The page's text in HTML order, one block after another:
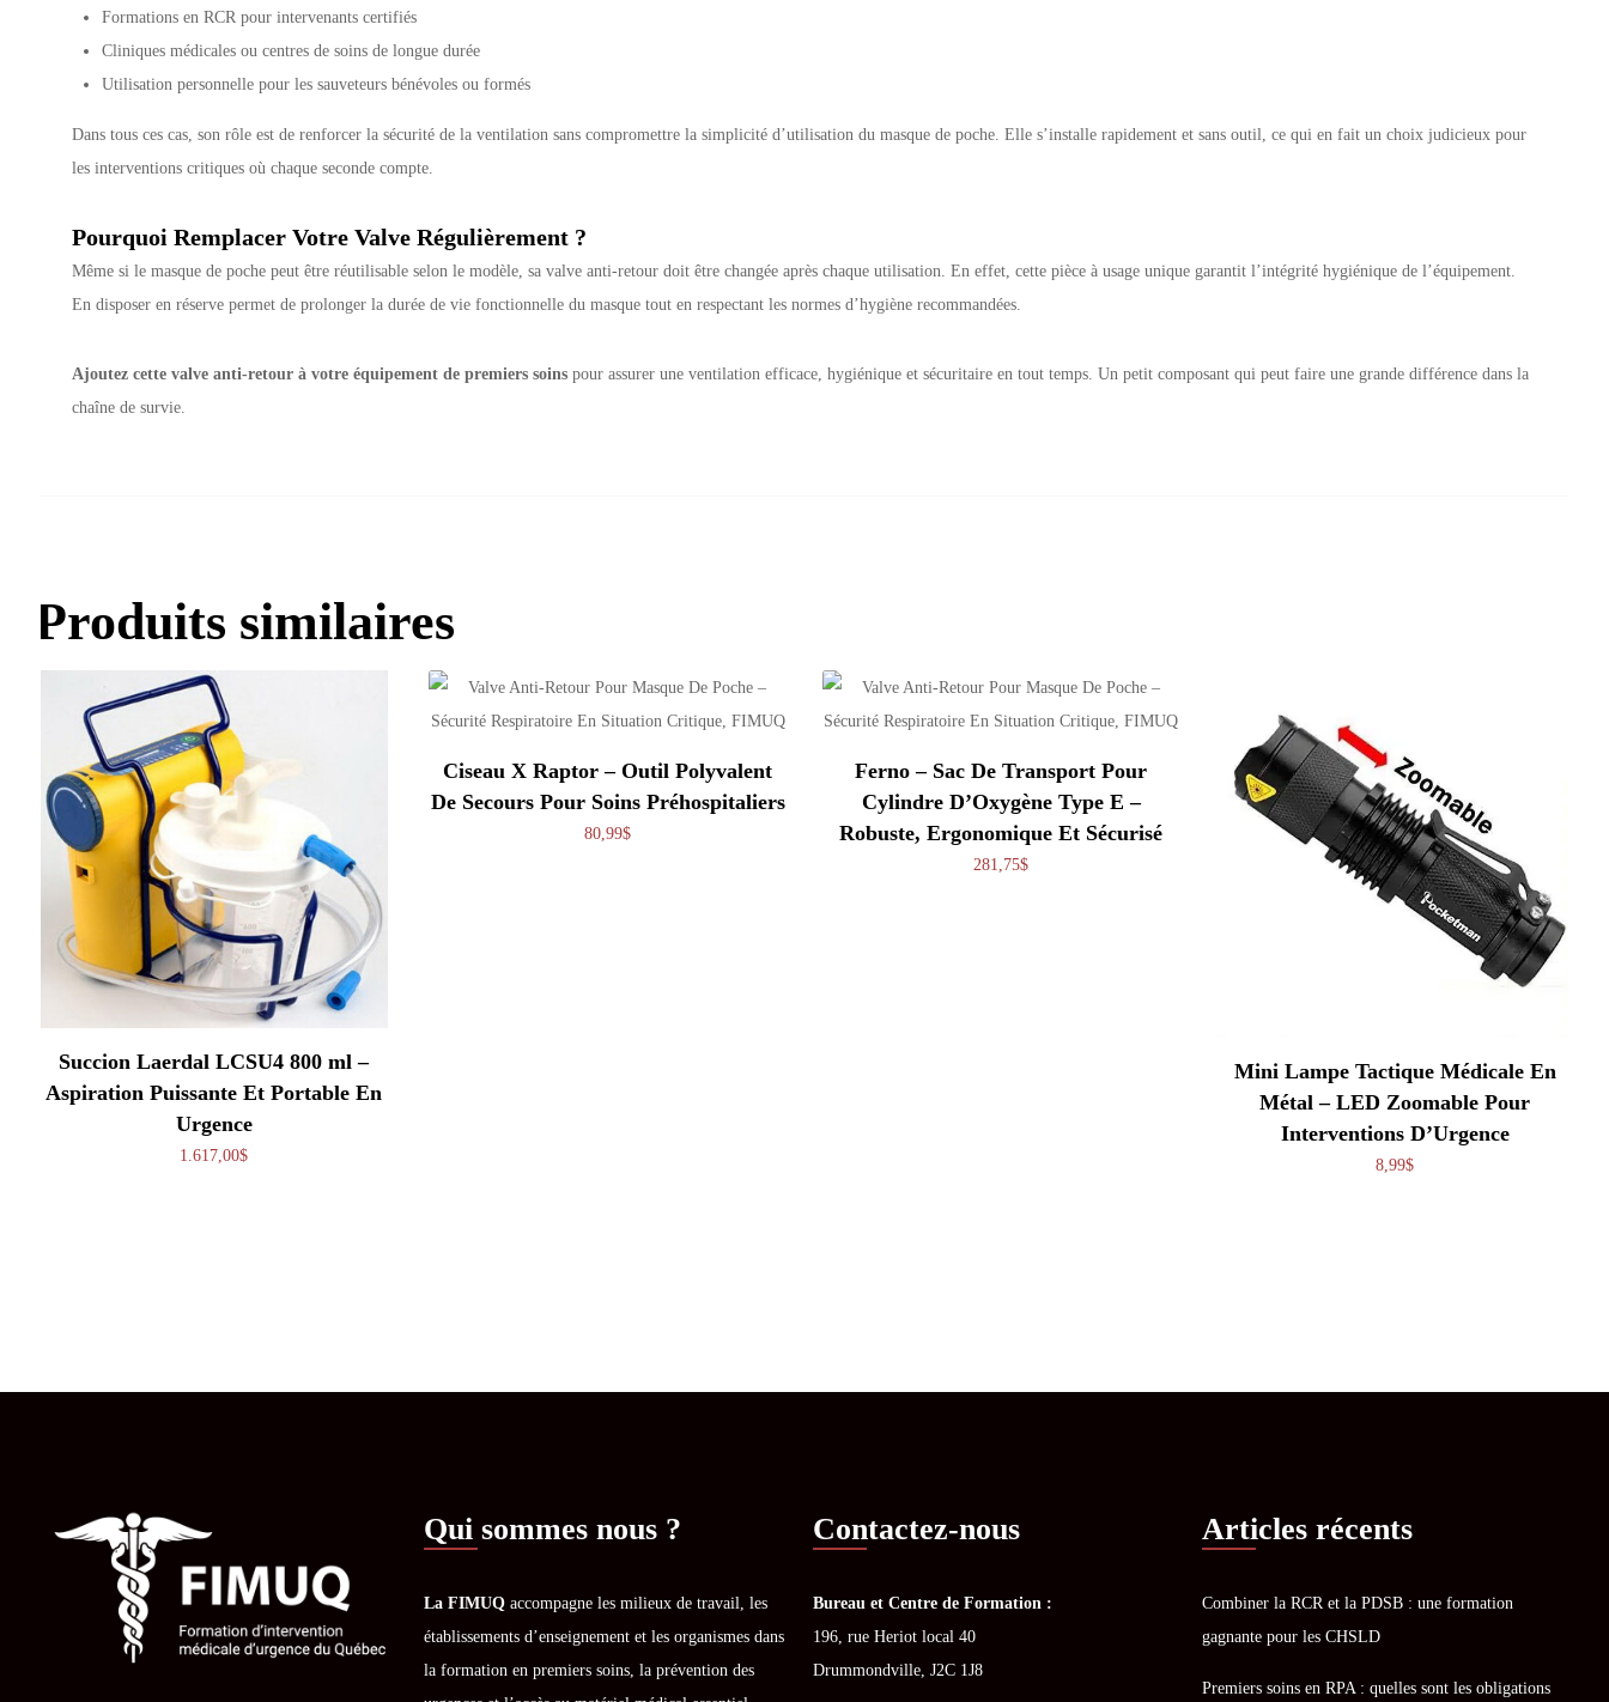
Formations en RCR pour intervenants certifiés
Cliniques médicales ou centres de soins de longue durée
Utilisation personnelle pour les sauveteurs bénévoles ou formés
Dans tous ces cas, son rôle est de renforcer la sécurité de la ventilation sans compromettre la simplicité d’utilisation du masque de poche. Elle s’installe rapidement et sans outil, ce qui en fait un choix judicieux pour
les interventions critiques où chaque seconde compte.
Pourquoi Remplacer Votre Valve Régulièrement ?
Même si le masque de poche peut être réutilisable selon le modèle, sa valve anti-retour doit être changée après chaque utilisation. En effet, cette pièce à usage unique garantit l’intégrité hygiénique de l’équipement.
En disposer en réserve permet de prolonger la durée de vie fonctionnelle du masque tout en respectant les normes d’hygiène recommandées.
Ajoutez cette valve anti-retour à votre équipement de premiers soins pour assurer une ventilation efficace, hygiénique et sécuritaire en tout temps. Un petit composant qui peut faire une grande différence dans la
chaîne de survie.
Produits similaires
Succion Laerdal LCSU4 800 ml –
Aspiration Puissante Et Portable En
Urgence
1.617,00$
Ciseau X Raptor – Outil Polyvalent
De Secours Pour Soins Préhospitaliers
80,99$
Ferno – Sac De Transport Pour
Cylindre D’Oxygène Type E –
Robuste, Ergonomique Et Sécurisé
281,75$
Mini Lampe Tactique Médicale En
Métal – LED Zoomable Pour
Interventions D’Urgence
8,99$
Qui sommes nous ?
La FIMUQ accompagne les milieux de travail, les
établissements d’enseignement et les organismes dans
la formation en premiers soins, la prévention des
Contactez-nous
Bureau et Centre de Formation :
196, rue Heriot local 40
Drummondville, J2C 1J8
Articles récents
Combiner la RCR et la PDSB : une formation
gagnante pour les CHSLD
Premiers soins en RPA : quelles sont les obligations